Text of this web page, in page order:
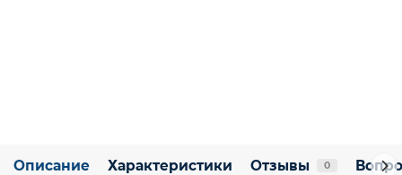
Описание Характеристики Отзывы 0